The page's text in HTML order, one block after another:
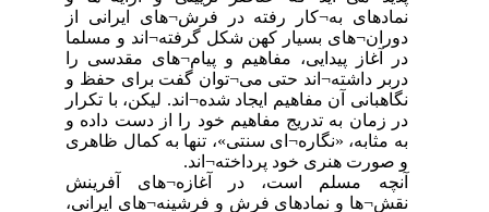
نمادهای به¬کار رفته در فرش¬های ایرانی از
دوران¬های بسیار کهن شکل گرفته¬اند و مسلما
در آغاز پیدایی، مفاهیم و پیام¬های مقدسی را
دربر داشته¬اند حتی می¬توان گفت برای حفظ و
نگاهبانی آن مفاهیم ایجاد شده¬اند. لیکن، با تکرار
در زمان به تدریج مفاهیم خود را از دست داده و
به مثابه، «نگاره¬ای سنتی»، ‏تنها به کمال ظاهری
و صورت هنری خود پرداخته¬اند.
‏آنچه مسلم است، در آغازه¬های آفرینش
نقش¬ها و نمادهای فرش و فرشینه¬های ایرانی،